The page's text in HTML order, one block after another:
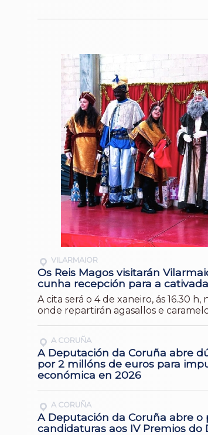
VILARMAIOR
Os Reis Magos visitarán
cunha recepción para a cativada
A cita será o 4 de xaneiro, ás 16.30
onde repartirán agasallos e
A CORUÑA
A Deputación da Coruña abre
por 2 millóns de euros para
económica en 2026
A CORUÑA
A Deputación da Coruña abre o
candidaturas aos IV Premios do